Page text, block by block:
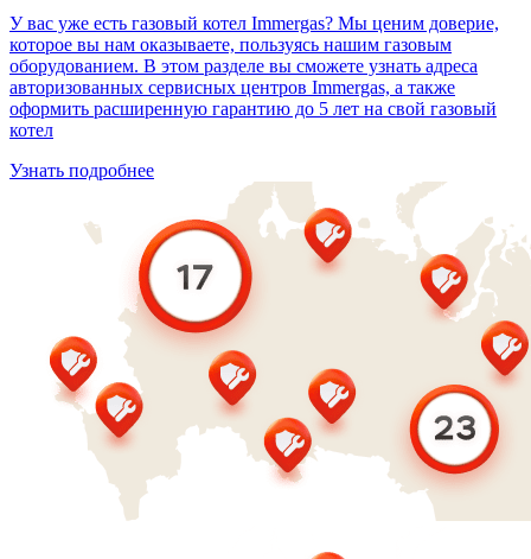
У вас уже есть газовый котел Immergas? Мы ценим доверие,
которое вы нам оказываете, пользуясь нашим газовым
оборудованием. В этом разделе вы сможете узнать адреса
авторизованных сервисных центров Immergas, а также
оформить расширенную гарантию до 5 лет на свой газовый
котел
Узнать подробнее